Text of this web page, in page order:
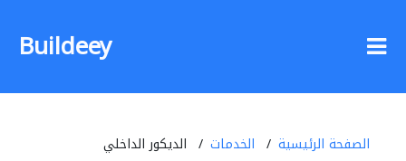
Buildeey
الصفحة الرئيسية الخدمات الديكور الداخلي